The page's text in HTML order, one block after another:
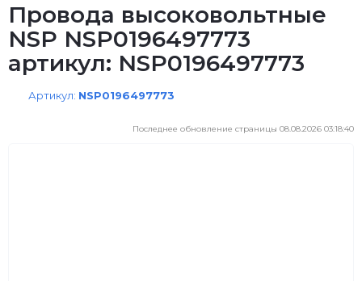
Провода высоковольтные
NSP NSP0196497773
артикул: NSP0196497773
Артикул: NSP0196497773
Последнее обновление страницы 08.08.2026 03:18:40